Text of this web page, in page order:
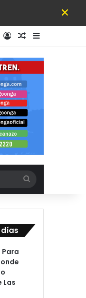
Powered by SendPulse
×
AccesoPublicación al
por
días
Las